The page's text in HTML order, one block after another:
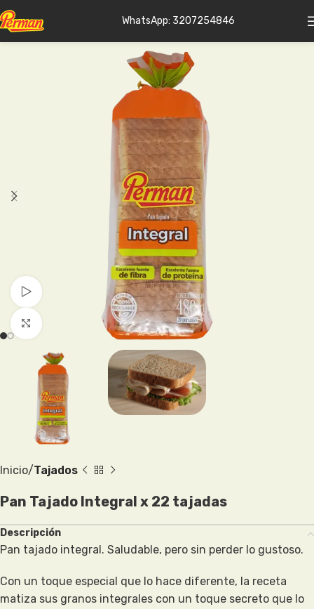
WhatsApp: 3207254846
Ver vídeo
Clic para ampliar
Inicio Tajados
Pan Tajado Integral x 22 tajadas
Descripción
Pan tajado integral. Saludable, pero sin perder lo gustoso.
Con un toque especial que lo hace diferente, la receta
matiza sus granos integrales con un toque secreto que lo